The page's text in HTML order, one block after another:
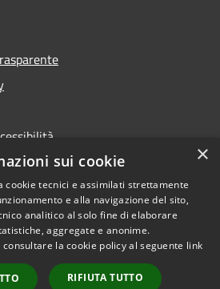
Copyright © 2026 • Città di
Pompei • Powered by
Municipium
Accesso
redazione
×
sui cookie
cookie tecnici e assimilati strettamente
e alla navigazione del sito,
analitico al solo fine di elaborare
aggregate e anonime.
la cookie policy al seguente link
RIFIUTA TUTTO